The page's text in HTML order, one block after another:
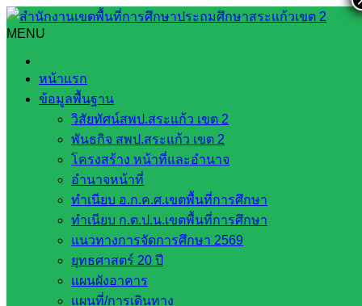
Skip
to
content
MENU
หน้าแรก
ข้อมูลพื้นฐาน
วิสัยทัศน์สพป.สระแก้ว เขต 2
พันธกิจ สพป.สระแก้ว เขต 2
โครงสร้าง หน้าที่และอำนาจ
อำนาจหน้าที่
ทำเนียบ อ.ก.ค.ศ.เขตพื้นที่การศึกษา
ทำเนียบ ก.ต.ป.น.เขตพื้นที่การศึกษา
แนวทางการจัดการศึกษา 2569
ยุทธศาสตร์ 20 ปี
แผนผังอาคาร
แผนที่/การเดินทาง
Search
การพิจารณาสรรหาและคัดเลือกข้าราชการครูและบุคลากร
ทางการศึกษา ให้ได้รับรางวัลและยกย่องเชิดชูเกียรติให้เป็น “ครู
ดีในดวงใจ” ครั้งที่ 20
การพิจารณาสรรหาและคัดเลือก
ข้าราชการครูและบุคลากรทางการศึกษา
ให้ได้รับรางวัลและยกย่องเชิดชูเกียรติให้
เป็น “ครูดีในดวงใจ” ครั้งที่ 20
ตุลาคม 19, 2022ตุลาคม 19, 2022